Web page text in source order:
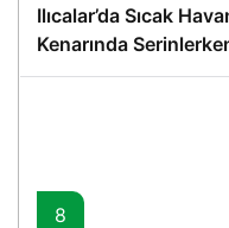
Ilıcalar’da Sıcak
Kenarında
8